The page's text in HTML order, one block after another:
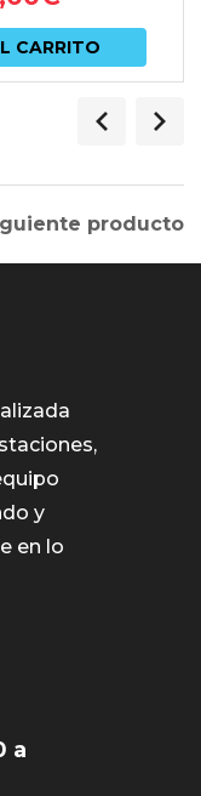
CARRITO
producto
y
en lo
a